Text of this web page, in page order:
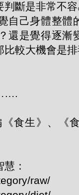
判斷是非常不
自己身體整體
還是覺得逐漸
較大機會是
食生》、《
：
raw/